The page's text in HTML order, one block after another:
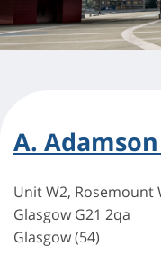
A.
Unit W2, Rosemount
Glasgow G21 2qa
Glasgow (54)